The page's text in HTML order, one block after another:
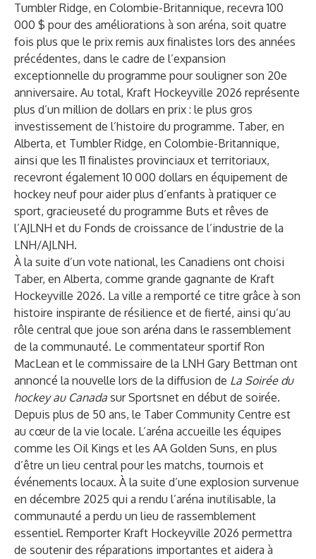
Tumbler Ridge, en Colombie-Britannique, recevra 100
000 $ pour des améliorations à son aréna, soit quatre
fois plus que le prix remis aux finalistes lors des années
précédentes, dans le cadre de l’expansion
exceptionnelle du programme pour souligner son 20e
anniversaire. Au total, Kraft Hockeyville 2026 représente
plus d’un million de dollars en prix : le plus gros
investissement de l’histoire du programme. Taber, en
Alberta, et Tumbler Ridge, en Colombie-Britannique,
ainsi que les 11 finalistes provinciaux et territoriaux,
recevront également 10 000 dollars en équipement de
hockey neuf pour aider plus d’enfants à pratiquer ce
sport, gracieuseté du programme Buts et rêves de
l’AJLNH et du Fonds de croissance de l’industrie de la
LNH/AJLNH.
À la suite d’un vote national, les Canadiens ont choisi
Taber, en Alberta, comme grande gagnante de Kraft
Hockeyville 2026. La ville a remporté ce titre grâce à son
histoire inspirante de résilience et de fierté, ainsi qu’au
rôle central que joue son aréna dans le rassemblement
de la communauté. Le commentateur sportif Ron
MacLean et le commissaire de la LNH Gary Bettman ont
annoncé la nouvelle lors de la diffusion de La Soirée du
hockey au Canada sur Sportsnet en début de soirée.
Depuis plus de 50 ans, le Taber Community Centre est
au cœur de la vie locale. L’aréna accueille les équipes
comme les Oil Kings et les AA Golden Suns, en plus
d’être un lieu central pour les matchs, tournois et
événements locaux. À la suite d’une explosion survenue
en décembre 2025 qui a rendu l’aréna inutilisable, la
communauté a perdu un lieu de rassemblement
essentiel. Remporter Kraft Hockeyville 2026 permettra
de soutenir des réparations importantes et aidera à